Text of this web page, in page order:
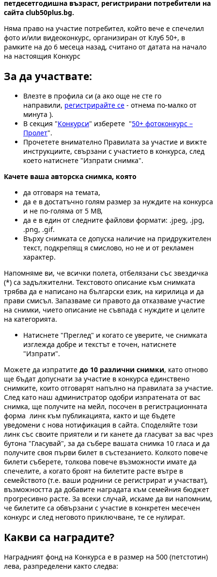
петдесетгодишна възраст, регистрирани потребители на
сайта club50plus.bg.
Няма право на участие потребител, който вече е спечелил
фото и/или видеоконкурс, организиран от Клуб 50+, в
рамките на до 6 месеца назад, считано от датата на начало
на настоящия Конкурс
За да участвате:
Влезте в профила си (а ако още не сте го
направили, регистрирайте се - отнема по-малко от
минута ).
В секция "Конкурси" изберете "50+ фотоконкурс –
Пролет".
Прочетете внимателно Правилата за участие и вижте
инструкциите, свързани с участието в конкурса, след
което натиснете "Изпрати снимка".
Качете ваша авторска снимка, която
да отговаря на темата,
да е в достатъчно голям размер за нуждите на конкурса
и не по-голяма от 5 МВ,
да е в един от следните файлови формати: .jpeg, .jpg,
.png, .gif.
Върху снимката се допуска наличие на придружителен
текст, подкрепящ я смислово, но не и от рекламен
характер.
Напомняме ви, че всички полета, отбелязани със звездичка
(*) са задължителни. Текстовото описание към снимката
трябва да е написано на български език, на кирилица и да
прави смисъл. Запазваме си правото да отказваме участие
на снимки, чието описание не съвпада с нуждите и целите
на категорията.
Натиснете "Преглед" и когато се уверите, че снимката
изглежда добре и текстът е точен, натиснете
"Изпрати".
Можете да изпратите до 10 различни снимки, като отново
ще бъдат допуснати за участие в конкурса единствено
снимките, които отговарят напълно на правилата за участие.
След като наш администратор одобри изпратената от вас
снимка, ще получите на мейл, посочен в регистрационната
форма линк към публикацията, както и ще бъдете
уведомени с нова нотификация в сайта. Споделяйте този
линк със своите приятели и ги канете да гласуват за вас чрез
бутона "Гласувай", за да събере вашата снимка 10 гласа и да
получите своя първи билет в състезанието. Колкото повече
билети съберете, толкова повече възможности имате да
спечелите, а когато броят на билетите расте вътре в
семейството (т.е. ваши роднини се регистрират и участват),
възможността да добавите наградата към семейния бюджет
прогресивно расте. За всеки случай, искаме да ви напомним,
че билетите са обвързани с участие в конкретен месечен
конкурс и след неговото приключване, те се нулират.
Какви са наградите?
Наградният фонд на Конкурса е в размер на 500 (петстотин)
лева, разпределени както следва: